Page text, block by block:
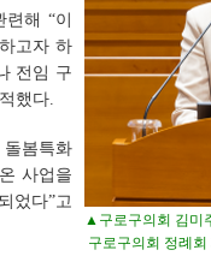
▲구로구의회 김미
구로구의회 정례
해 “이
고자 하
전임 구
했다.
봄특화
사업을
었다”고